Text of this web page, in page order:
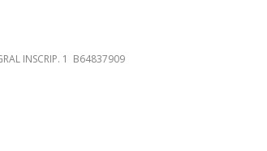
INSCRIP. 1 B64837909